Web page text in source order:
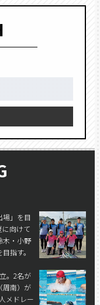
」を目
に向けて
木・小野
指す。
。2名が
周南）が
メドレー